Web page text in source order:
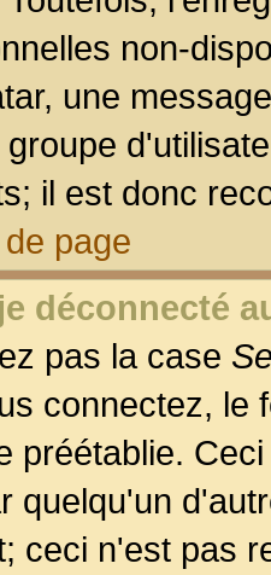
non-
une
il est donc
page
déconnecté
pas la case
connectez, le
préétablie.
quelqu'un
ceci n'est pas